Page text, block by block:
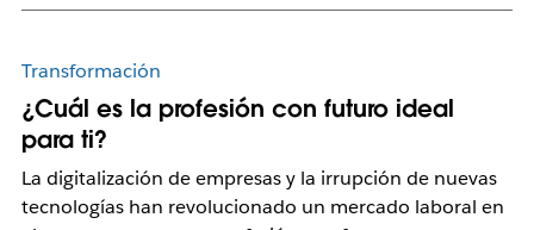
Transformación
¿Cuál es la profesión con futuro ideal
para ti?
La digitalización de empresas y la irrupción de nuevas
tecnologías han revolucionado un mercado laboral en